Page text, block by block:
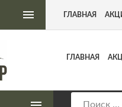
оружия
ГЛАВНАЯ
ГЛАВНАЯ